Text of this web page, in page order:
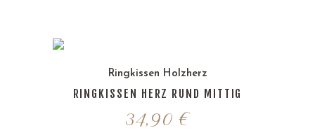
Ringkissen Holzherz
RINGKISSEN HERZ RUND MITTIG
34,90 €